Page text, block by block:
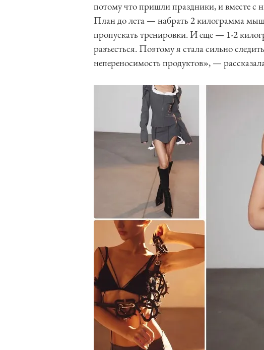
потому что пришли праздники, и вместе с
План до лета — набрать 2 килограмма
пропускать тренировки. И еще — 1-2
разъесться. Поэтому я стала сильно
непереносимость продуктов», —